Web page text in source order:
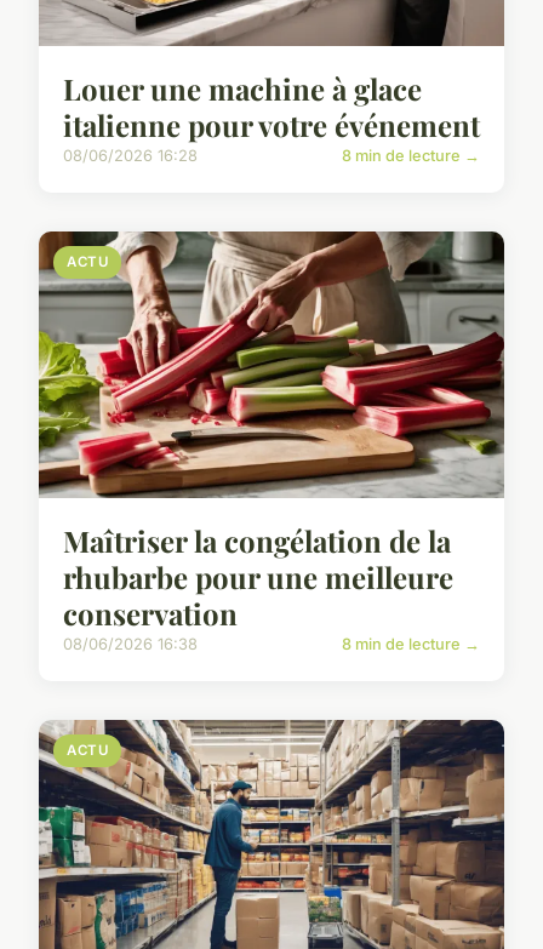
Louer une machine à glace
italienne pour votre événement
08/06/2026 16:28 8 min de lecture →
ACTU
Maîtriser la congélation de la
rhubarbe pour une meilleure
conservation
08/06/2026 16:38 8 min de lecture →
ACTU